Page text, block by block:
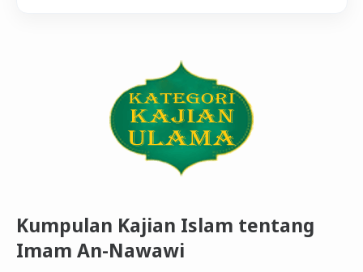
Kumpulan Kajian Islam tentang
Imam An-Nawawi